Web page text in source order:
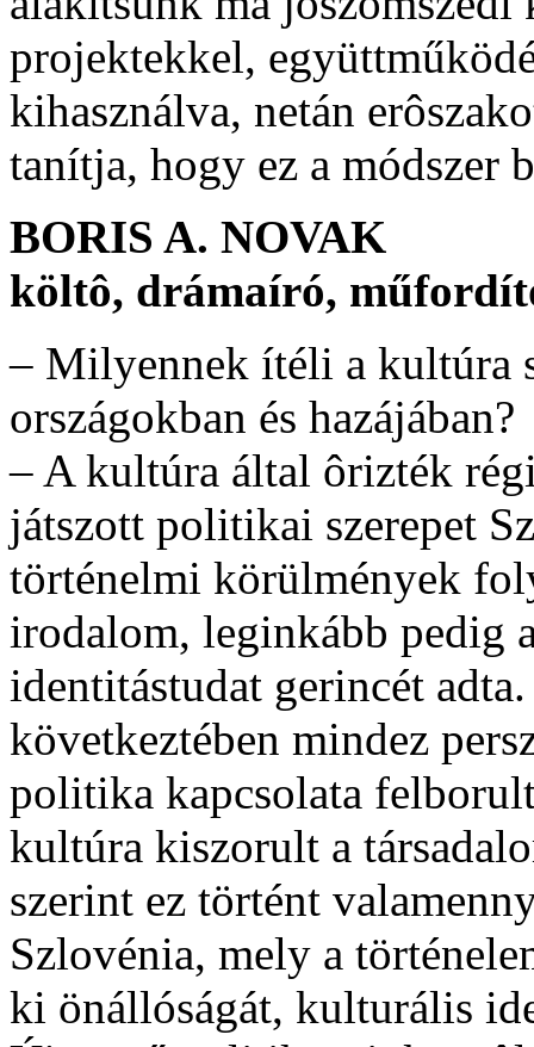
projektekkel,
kihasználva, netán
tanítja, hogy ez a módszer
BORIS A. NOVAK
költô, drámaíró,
– Milyennek ítéli a kultúra
országokban és hazájában?
– A kultúra által ôrizték
játszott politikai szerepet
történelmi körülmények
irodalom, leginkább pedig
identitástudat gerincét
következtében mindez
politika kapcsolata
kultúra kiszorult a
szerint ez történt
Szlovénia, mely a
ki önállóságát, kulturális